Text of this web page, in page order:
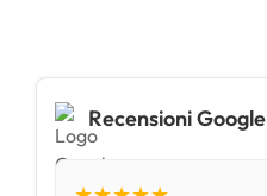
Recensioni Google